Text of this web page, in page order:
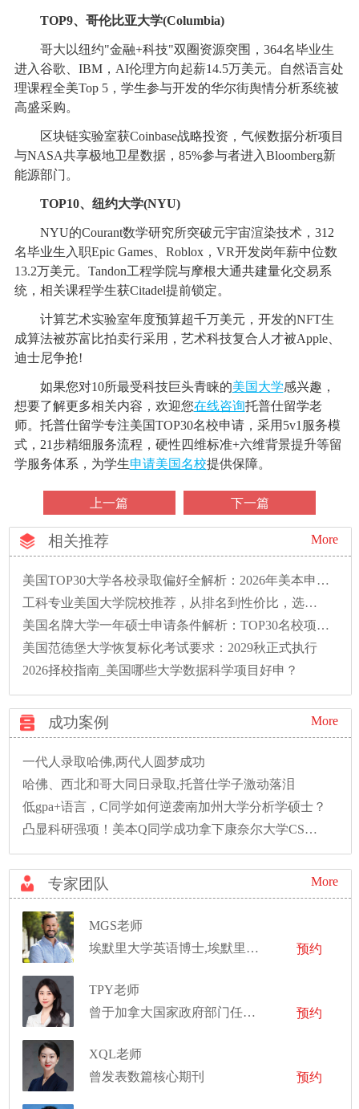
TOP9、哥伦比亚大学(Columbia)
哥大以纽约"金融+科技"双圈资源突围，364名毕业生
进入谷歌、IBM，AI伦理方向起薪14.5万美元。自然语言处
理课程全美Top 5，学生参与开发的华尔街舆情分析系统被
高盛采购。
区块链实验室获Coinbase战略投资，气候数据分析项目
与NASA共享极地卫星数据，85%参与者进入Bloomberg新
能源部门。
TOP10、纽约大学(NYU)
NYU的Courant数学研究所突破元宇宙渲染技术，312
名毕业生入职Epic Games、Roblox，VR开发岗年薪中位数
13.2万美元。Tandon工程学院与摩根大通共建量化交易系
统，相关课程学生获Citadel提前锁定。
计算艺术实验室年度预算超千万美元，开发的NFT生
成算法被苏富比拍卖行采用，艺术科技复合人才被Apple、
迪士尼争抢!
如果您对10所最受科技巨头青睐的美国大学感兴趣，
想要了解更多相关内容，欢迎您在线咨询托普仕留学老
师。托普仕留学专注美国TOP30名校申请，采用5v1服务模
式，21步精细服务流程，硬性四维标准+六维背景提升等留
学服务体系，为学生申请美国名校提供保障。
上一篇 下一篇
相关推荐 More
美国TOP30大学各校录取偏好全解析：2026年美本申请必读
工科专业美国大学院校推荐，从排名到性价比，选校看这篇
美国名牌大学一年硕士申请条件解析：TOP30名校项目速览
美国范德堡大学恢复标化考试要求：2029秋正式执行
2026择校指南_美国哪些大学数据科学项目好申？
成功案例 More
一代人录取哈佛,两代人圆梦成功
哈佛、西北和哥大同日录取,托普仕学子激动落泪
低gpa+语言，C同学如何逆袭南加州大学分析学硕士？
凸显科研强项！美本Q同学成功拿下康奈尔大学CS硕士录取！
专家团队 More
MGS老师
埃默里大学英语博士,埃默里大学英语硕士
预约
TPY老师
曾于加拿大国家政府部门任职，有世界五百强企业工作经历
预约
XQL老师
曾发表数篇核心期刊
预约